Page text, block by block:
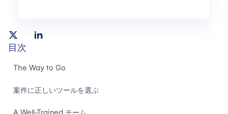
目次
The Way to Go
案件に正しいツールを選ぶ